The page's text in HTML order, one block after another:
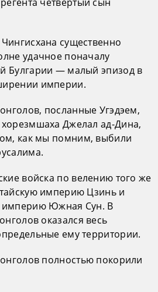
существенно
удачное поначалу
Булгарии — малый эпизод в
империи.
посланные Угэдэем,
Джелал ад-Дина,
как мы помним, выбили
войска по велению того же
империю Цзинь и
империю Южная Сун. В
оказался весь
ему территории.
полностью покорили